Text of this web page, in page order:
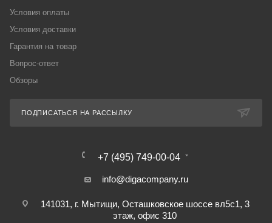
Условия оплаты
Условия доставки
Гарантия на товар
Вопрос-ответ
Обзоры
ПОДПИСАТЬСЯ НА РАССЫЛКУ
+7 (495) 749-00-04
info@digacompany.ru
141031, г. Мытищи, Осташковское шоссе вл5с1, 3
этаж, офис 310